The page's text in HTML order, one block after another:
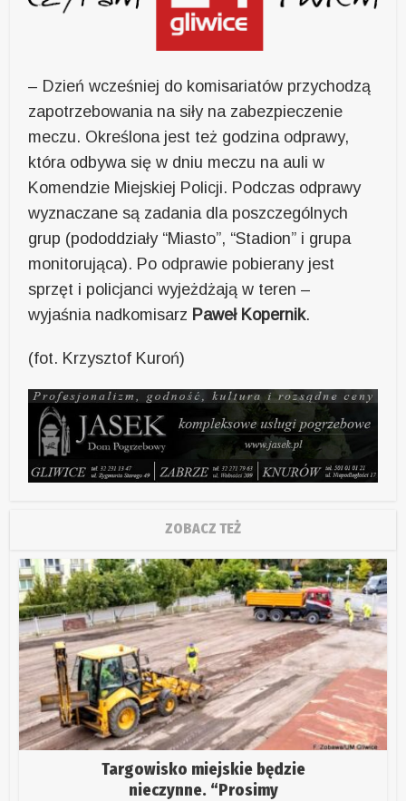
– Dzień wcześniej do komisariatów przychodzą
zapotrzebowania na siły na zabezpieczenie
meczu. Określona jest też godzina odprawy,
która odbywa się w dniu meczu na auli w
Komendzie Miejskiej Policji. Podczas odprawy
wyznaczane są zadania dla poszczególnych
grup (pododdziały “Miasto”, “Stadion” i grupa
monitorująca). Po odprawie pobierany jest
sprzęt i policjanci wyjeżdżają w teren –
wyjaśnia nadkomisarz Paweł Kopernik.
(fot. Krzysztof Kuroń)
ZOBACZ TEŻ
Targowisko miejskie będzie
nieczynne. “Prosimy